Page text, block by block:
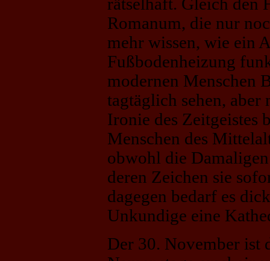
Romanum, die nur
mehr wissen, wie ein
Fußbodenheizung
modernen Menschen
tagtäglich sehen,
Ironie des Zeitgeistes
Menschen des
obwohl die
deren Zeichen sie
dagegen bedarf es
Unkundige eine
Der 30. November ist